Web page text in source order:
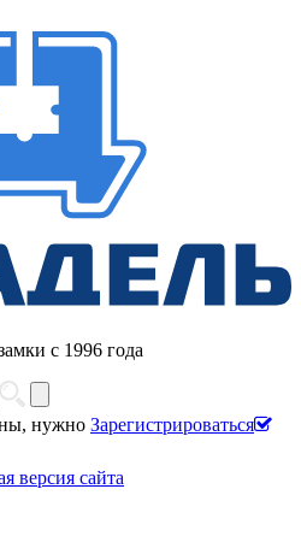
с 1996 года
нужно Зарегистрироваться
версия сайта